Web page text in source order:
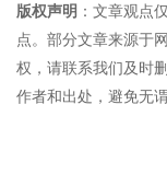
版权声明 ：文章观点
点。部分文章来源于
权，请联系我们及时
作者和出处，避免无